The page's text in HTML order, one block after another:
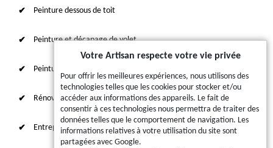
Peinture dessous de toit
Peinture et décapage de volet
Peinture sur tuile et toiture
Rénovation intérieure 87
Entreprise de ravalement
Votre Artisan respecte votre vie privée
Pour offrir les meilleures expériences, nous utilisons des
technologies telles que les cookies pour stocker et/ou
accéder aux informations des appareils. Le fait de
consentir à ces technologies nous permettra de traiter des
données telles que le comportement de navigation. Les
informations relatives à votre utilisation du site sont
partagées avec Google.